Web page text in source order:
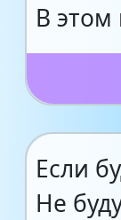
В этом
Если
Не